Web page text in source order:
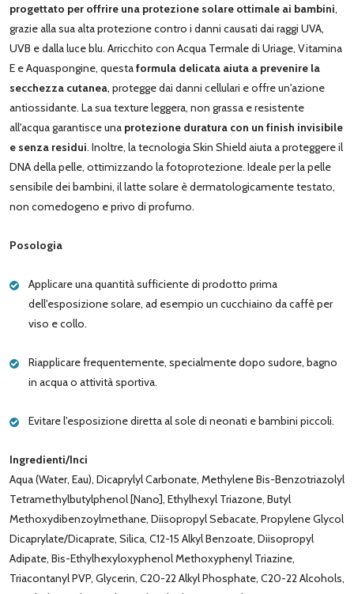
progettato per offrire una protezione solare ottimale ai bambini,
grazie alla sua alta protezione contro i danni causati dai raggi UVA,
UVB e dalla luce blu. Arricchito con Acqua Termale di Uriage, Vitamina
E e Aquaspongine, questaformula delicata aiuta a prevenire la
secchezza cutanea, protegge dai danni cellulari e offre un'azione
antiossidante. La sua texture leggera, non grassa e resistente
all'acqua garantisce una protezione duratura con un finish invisibile
e senza residui. Inoltre, la tecnologia Skin Shield aiuta a proteggere il
DNA della pelle, ottimizzando la fotoprotezione. Ideale per la pelle
sensibile dei bambini, il latte solare è dermatologicamente testato,
non comedogeno e privo di profumo.
Posologia
Applicare una quantità sufficiente di prodotto prima
dell'esposizione solare, ad esempio un cucchiaino da caffè per
viso e collo.
Riapplicare frequentemente, specialmente dopo sudore, bagno
in acqua o attività sportiva.
Evitare l'esposizione diretta al sole di neonati e bambini piccoli.
Ingredienti/Inci
Aqua (Water, Eau), Dicaprylyl Carbonate, Methylene Bis-Benzotriazolyl
Tetramethylbutylphenol [Nano], Ethylhexyl Triazone, Butyl
Methoxydibenzoylmethane, Diisopropyl Sebacate, Propylene Glycol
Dicaprylate/Dicaprate, Silica, C12-15 Alkyl Benzoate, Diisopropyl
Adipate, Bis-Ethylhexyloxyphenol Methoxyphenyl Triazine,
Triacontanyl PVP, Glycerin, C20-22 Alkyl Phosphate, C20-22 Alcohols,